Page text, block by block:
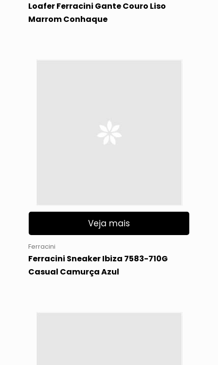
Loafer Ferracini Gante Couro Liso
Marrom Conhaque
Veja mais
Ferracini
Ferracini Sneaker Ibiza 7583-710G
Casual Camurça Azul